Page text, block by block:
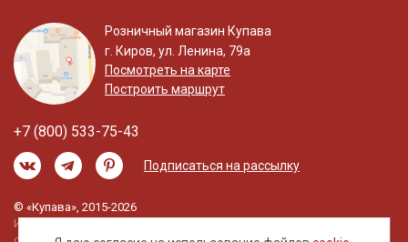
Розничный магазин Купава
г. Киров, ул. Ленина, 79а
Посмотреть на карте
Построить маршрут
+7 (800) 533-75-43
Подписаться на рассылку
© «Купава», 2015-2026
Информация на сайте не является публичной